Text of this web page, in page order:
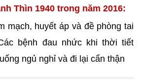
Thìn 1940 trong năm 2016:
mạch, huyết áp và đề phòng tai
bệnh đau nhức khi thời tiết
ngủ nghỉ và đi lại cẩn thận